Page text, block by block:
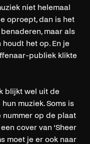
niet helemaal
oproept, dan is het
maar als
het op. En je
publiek klikte
blijkt wel uit de
muziek. Soms is
nummer op de plaat
cover van ‘Sheer
moet je er ook naar